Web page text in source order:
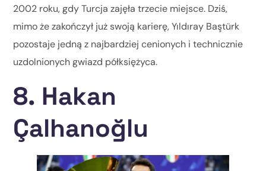
2002 roku, gdy Turcja zajęła trzecie miejsce. Dziś,
mimo że zakończył już swoją karierę, Yıldıray Baştürk
pozostaje jedną z najbardziej cenionych i technicznie
uzdolnionych gwiazd półksiężyca.
8. Hakan
Çalhanoğlu